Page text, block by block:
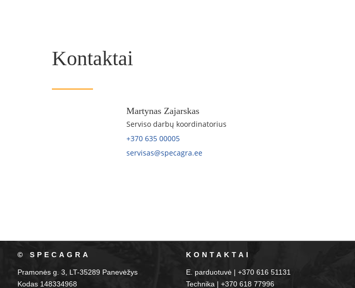
Kontaktai
Martynas Zajarskas
Serviso darbų koordinatorius
+370 635 00005
servisas@specagra.ee
© SPECAGRA
Pramonės g. 3, LT-35289 Panevėžys
Kodas 148334968
KONTAKTAI
E. parduotuvė | +370 616 51131
Technika | +370 618 77996